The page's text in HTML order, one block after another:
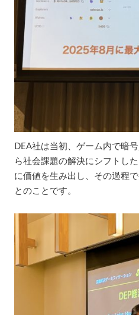
DEA社は当初、ゲーム内で暗
ら社会課題の解決にシフトし
に価値を生み出し、その過程
とのことです。